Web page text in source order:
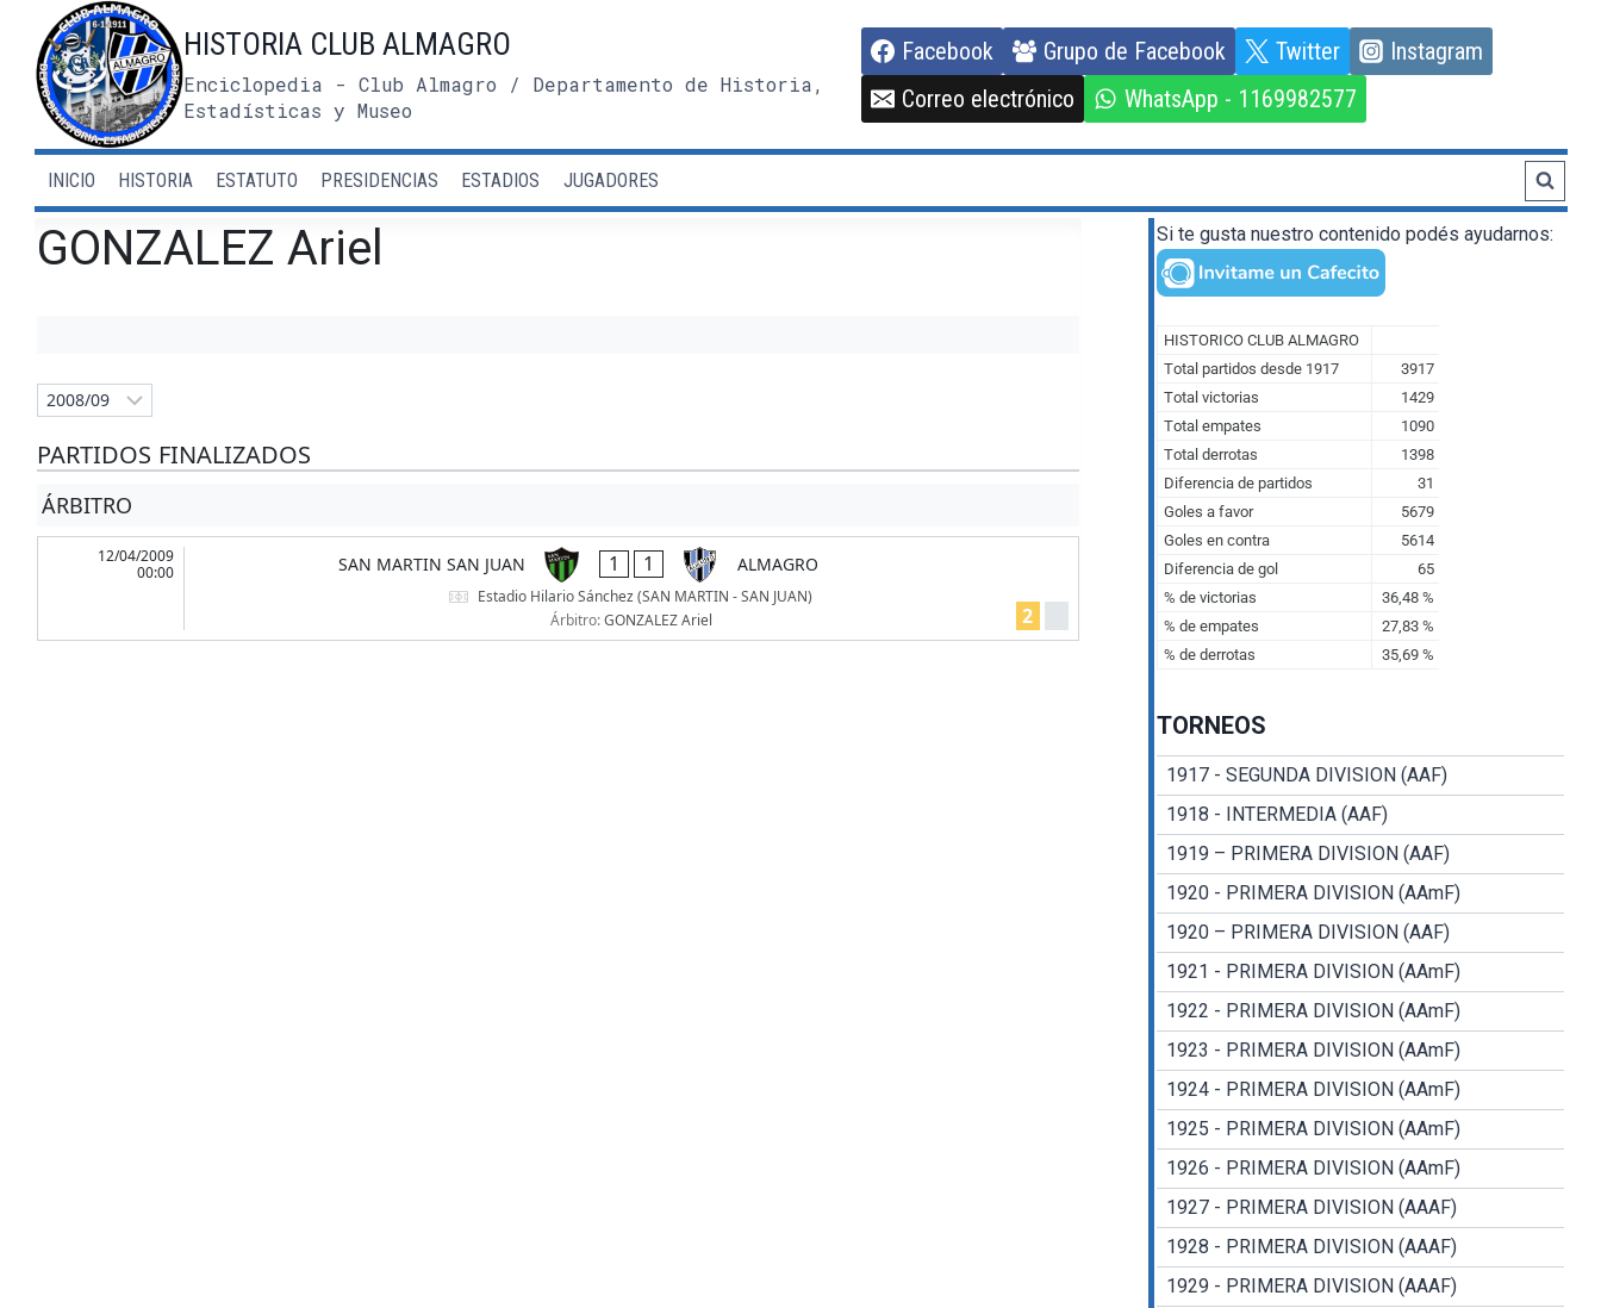
contenido
HISTORIA CLUB ALMAGRO
Enciclopedia - Club Almagro / Departamento de Historia,
Estadísticas y Museo
Facebook Grupo de Facebook Twitter
Instagram
Correo electrónico
WhatsApp - 1169982577
INICIO HISTORIA ESTATUTO PRESIDENCIAS ESTADIOS JUGADORES
GONZALEZ Ariel
PARTIDOS FINALIZADOS
ÁRBITRO
12/04/2009
00:00
SAN MARTIN SAN JUAN 1 1 ALMAGRO
Estadio Hilario Sánchez (SAN MARTIN - SAN JUAN)
Árbitro:GONZALEZ Ariel 2
Si te gusta nuestro contenido podés ayudarnos:
TORNEOS
1917 - SEGUNDA DIVISION (AAF)
1918 - INTERMEDIA (AAF)
1919 – PRIMERA DIVISION (AAF)
1920 - PRIMERA DIVISION (AAmF)
1920 – PRIMERA DIVISION (AAF)
1921 - PRIMERA DIVISION (AAmF)
1922 - PRIMERA DIVISION (AAmF)
1923 - PRIMERA DIVISION (AAmF)
1924 - PRIMERA DIVISION (AAmF)
1925 - PRIMERA DIVISION (AAmF)
1926 - PRIMERA DIVISION (AAmF)
1927 - PRIMERA DIVISION (AAAF)
1928 - PRIMERA DIVISION (AAAF)
1929 - PRIMERA DIVISION (AAAF)